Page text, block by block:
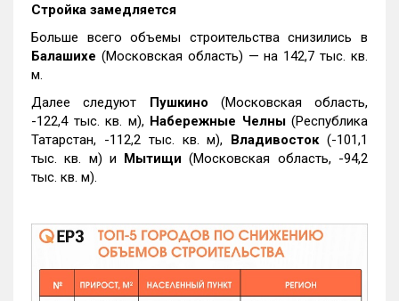
Стройка замедляется
Больше всего объемы строительства снизились в
Балашихе (Московская область) — на 142,7 тыс. кв.
м.
Далее следуют Пушкино (Московская область,
-122,4 тыс. кв. м), Набережные Челны(Республика
Татарстан, -112,2 тыс. кв. м), Владивосток(-101,1
тыс. кв. м) и Мытищи (Московская область, -94,2
тыс. кв. м).